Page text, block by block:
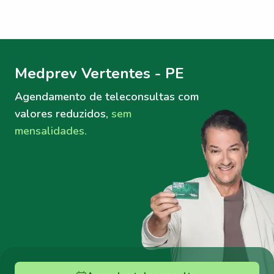
Medprev Vertentes - PE
Agendamento de teleconsultas com
valores reduzidos, sem
mensalidades.